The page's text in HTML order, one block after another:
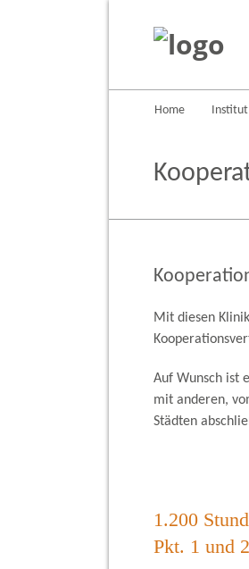
Home Institut
Mit diesen
Auf Wunsch ist
mit anderen,
Städten
1.200
Pkt. 1 und 2